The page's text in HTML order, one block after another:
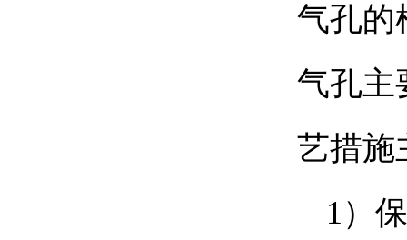
气孔的
气孔主
艺措施
1）